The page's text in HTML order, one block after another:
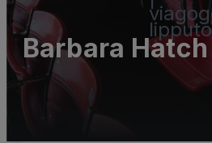
Barbara
Dance